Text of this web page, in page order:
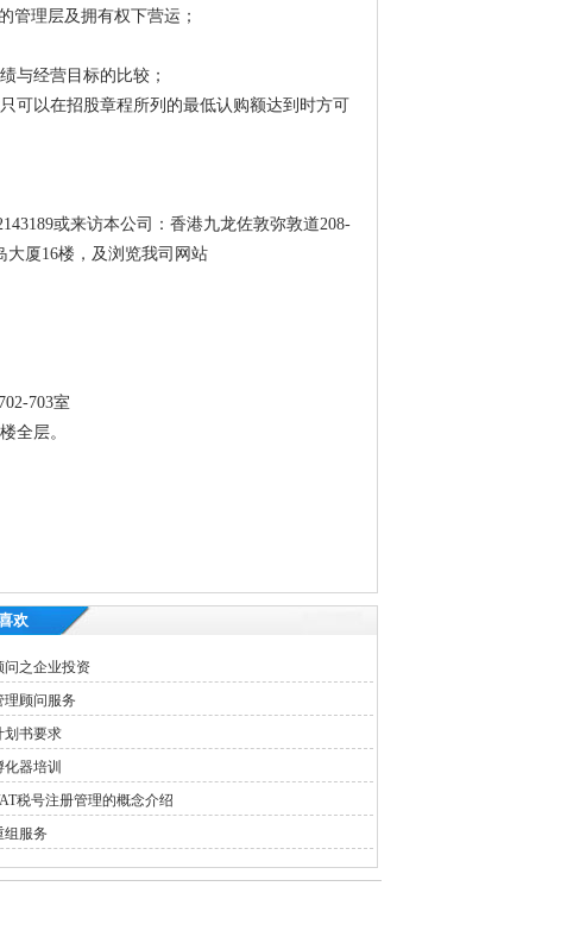
管理层及拥有权下营运；
与经营目标的比较；
可以在招股章程所列的最低认购额达到时方可
或来访本公司：香港九龙佐敦弥敦道208-
大厦16楼，及浏览我司网站
703室
全层。
欢
问之企业投资
理顾问服务
划书要求
器培训
税号注册管理的概念介绍
组服务